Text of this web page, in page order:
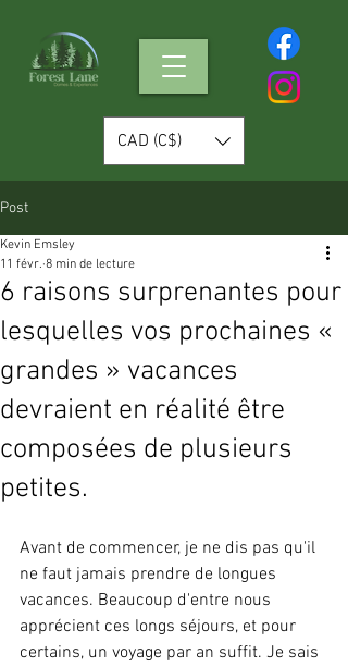
CAD (C$)
Post
6 raisons surprenantes pour
lesquelles vos prochaines «
grandes » vacances
devraient en réalité être
composées de plusieurs
petites.
Kevin Emsley
11 févr. 8 min de lecture
Avant de commencer, je ne dis pas qu'il
ne faut jamais prendre de longues
vacances. Beaucoup d'entre nous
apprécient ces longs séjours, et pour
certains, un voyage par an suffit. Je sais